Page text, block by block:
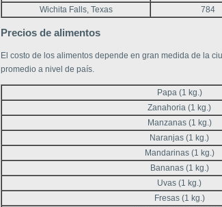
Wichita Falls, Texas
784
Precios de alimentos
El costo de los alimentos depende en gran medida de la
promedio a nivel de país.
Papa (1 kg.)
Zanahoria (1 kg.)
Manzanas (1 kg.)
Naranjas (1 kg.)
Mandarinas (1 kg.)
Bananas (1 kg.)
Uvas (1 kg.)
Fresas (1 kg.)